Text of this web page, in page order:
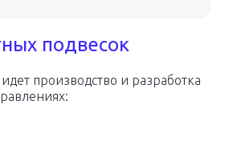
подвесок
производство и разработка